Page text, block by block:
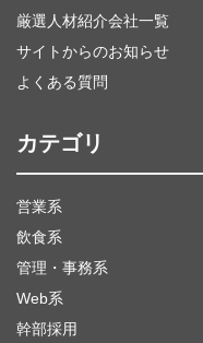
厳選人材紹介会社一覧
サイトからのお知らせ
よくある質問
カテゴリ
営業系
飲食系
管理・事務系
Web系
幹部採用